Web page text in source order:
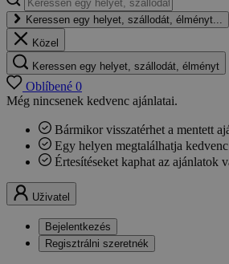
Keressen egy helyet, szállodát, élményt...
Közel
Keressen egy helyet, szállodát, élményt
Oblíbené 0
Még nincsenek kedvenc ajánlatai.
Bármikor visszatérhet a mentett
Egy helyen megtalálhatja
Értesítéseket kaphat az ajánlatok
Uživatel
Bejelentkezés
Regisztrálni szeretnék